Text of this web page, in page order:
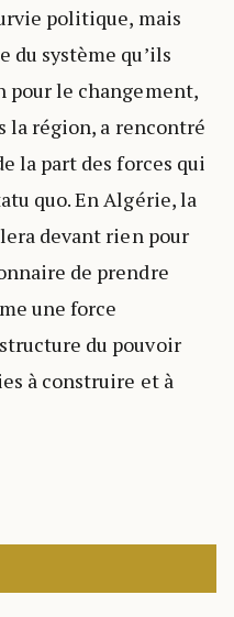
politique, mais
du système qu’ils
pour le changement,
la région, a rencontré
la part des forces qui
quo. En Algérie, la
devant rien pour
de prendre
une force
du pouvoir
à construire et à